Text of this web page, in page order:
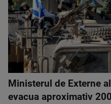
Ministerul de Externe
evacua aproximativ